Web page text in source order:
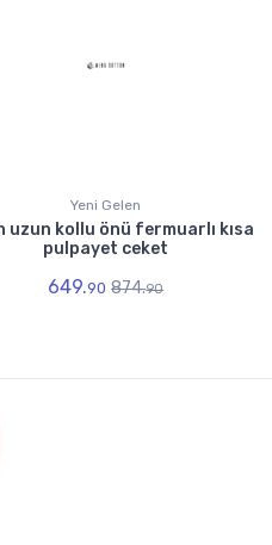
Yeni Gelen
uzun kollu önü fermuarlı kısa
pulpayet ceket
649.90 874.90